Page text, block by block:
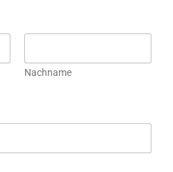
Nachname